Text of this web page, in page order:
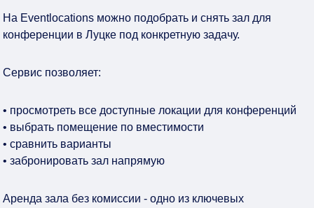
На Eventlocations можно подобрать и снять зал для
конференции в Луцке под конкретную задачу.
Сервис позволяет:
• просмотреть все доступные локации для конференций
• выбрать помещение по вместимости
• сравнить варианты
• забронировать зал напрямую
Аренда зала без комиссии - одно из ключевых